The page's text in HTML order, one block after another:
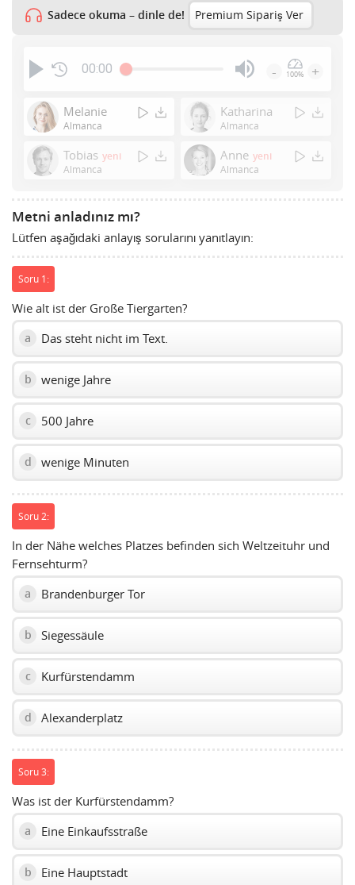
Sadece okuma – dinle de! Premium Sipariş Ver
00:00
Enter
or
to
show
- 100% +
Melanie
Almanca
Katharina
Almanca
Tobias yeni
Almanca
Anne yeni
Almanca
Metni anladınız mı?
Lütfen aşağıdaki anlayış sorularını yanıtlayın:
Soru 1:
Wie alt ist der Große Tiergarten?
a Das steht nicht im Text.
b wenige Jahre
c 500 Jahre
d wenige Minuten
Soru 2:
In der Nähe welches Platzes befinden sich Weltzeituhr und
Fernsehturm?
a Brandenburger Tor
b Siegessäule
c Kurfürstendamm
d Alexanderplatz
Soru 3:
Was ist der Kurfürstendamm?
a Eine Einkaufsstraße
b Eine Hauptstadt